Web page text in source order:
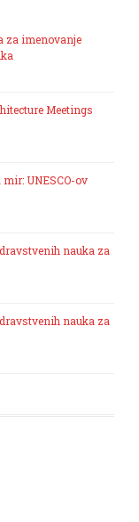
za imenovanje
Meetings
UNESCO-ov
nauka za
nauka za